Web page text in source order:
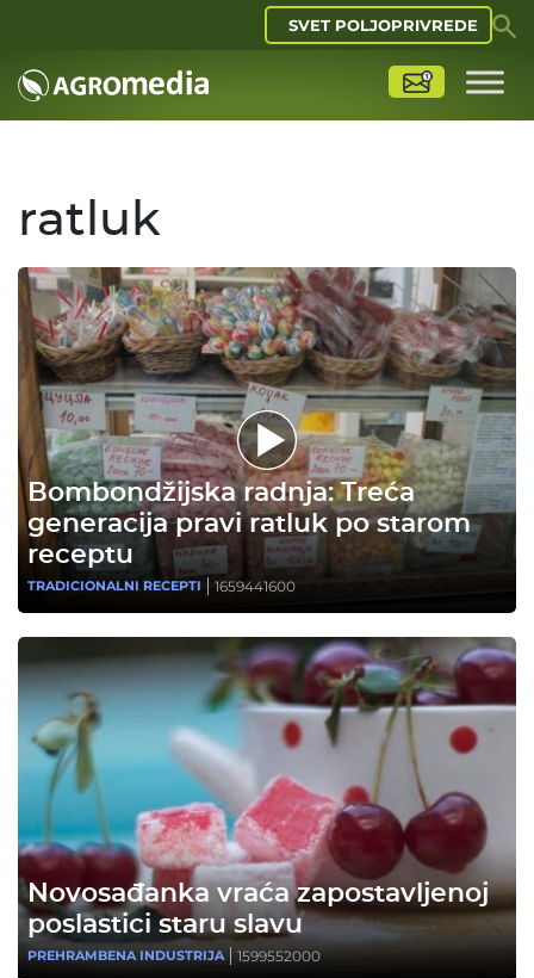
SVET POLJOPRIVREDE
ratluk
Bombondžijska radnja: Treća
generacija pravi ratluk po starom
receptu
TRADICIONALNI RECEPTI 1659441600
Novosađanka vraća zapostavljenoj
poslastici staru slavu
PREHRAMBENA INDUSTRIJA 1599552000